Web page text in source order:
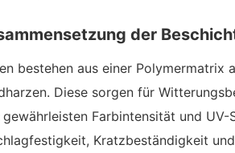
der
bestehen aus einer Polymermatrix
Diese sorgen für
Farbintensität und
Kratzbeständigkeit